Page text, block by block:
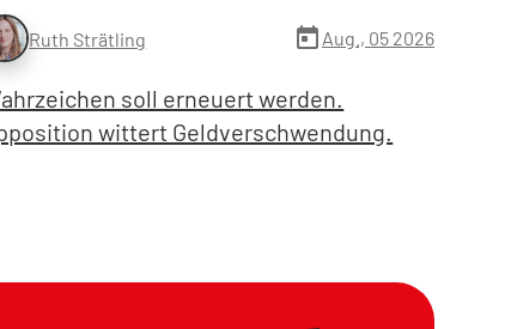
Ruth Strätling today Aug., 05 2026
soll erneuert werden.
wittert Geldverschwendung.